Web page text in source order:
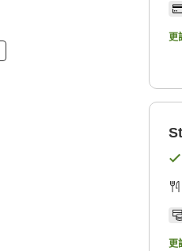
更
更